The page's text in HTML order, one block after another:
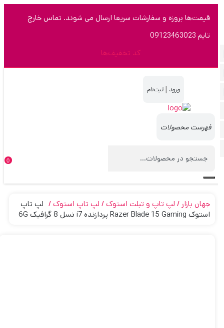
قیمت‌ها بروزه و سفارشات سریعا ارسال می شوند. تماس خارج
تایم 09123463023
کد تخفیف‌ها
|
جهان بازار لپ تاپ و تبلت استوک لپ تاپ استوک
لپ تاپ
استوک Razer Blade 15 Gaming پردازنده i7 نسل 8 گرافیک 6G